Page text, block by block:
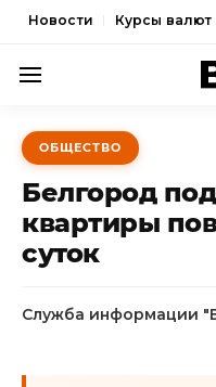
Новости Курсы валют
ПОЛИТИКА
ЭКОНОМИКА
ОБЩЕСТВО
СПОРТ
ОБЩЕСТВО
Белгород
квартиры
суток
Служба информации